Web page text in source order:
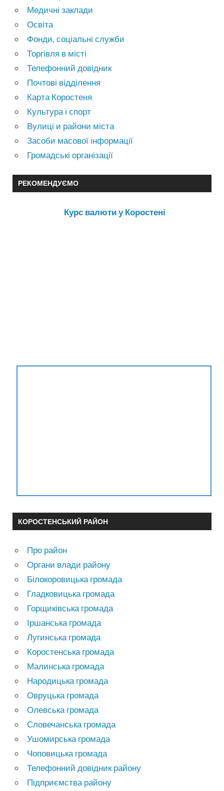
Медичні заклади
Освіта
Фонди, соціальні служби
Торгівля в місті
Телефонний довідник
Почтові відділення
Карта Коростеня
Культура і спорт
Вулиці и райони міста
Засоби масової інформації
Громадські організації
РЕКОМЕНДУЄМО
Курс валюти у Коростені
КОРОСТЕНСЬКИЙ РАЙОН
Про район
Органи влади району
Білокоровицька громада
Гладковицька громада
Горщиківська громада
Іршанська громада
Лугинська громада
Коростенська громада
Малинська громада
Народицька громада
Овруцька громада
Олевська громада
Словечанська громада
Ушомирська громада
Чоповицька громада
Телефонний довідник району
Підприємства району